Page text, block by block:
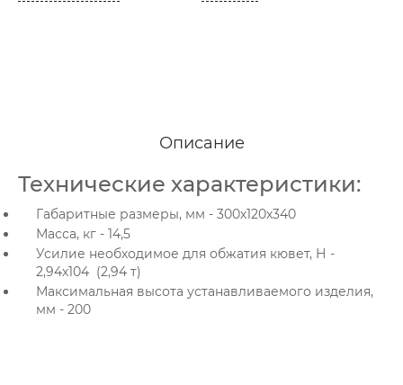
Описание
Технические характеристики:
Габаритные размеры, мм - 300х120х340
Масса, кг - 14,5
Усилие необходимое для обжатия кювет, Н -
2,94х104 (2,94 т)
Максимальная высота устанавливаемого изделия,
мм - 200